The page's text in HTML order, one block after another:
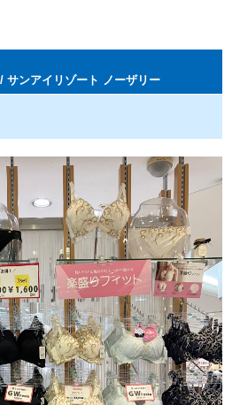
ンアイリゾート ノーザリー